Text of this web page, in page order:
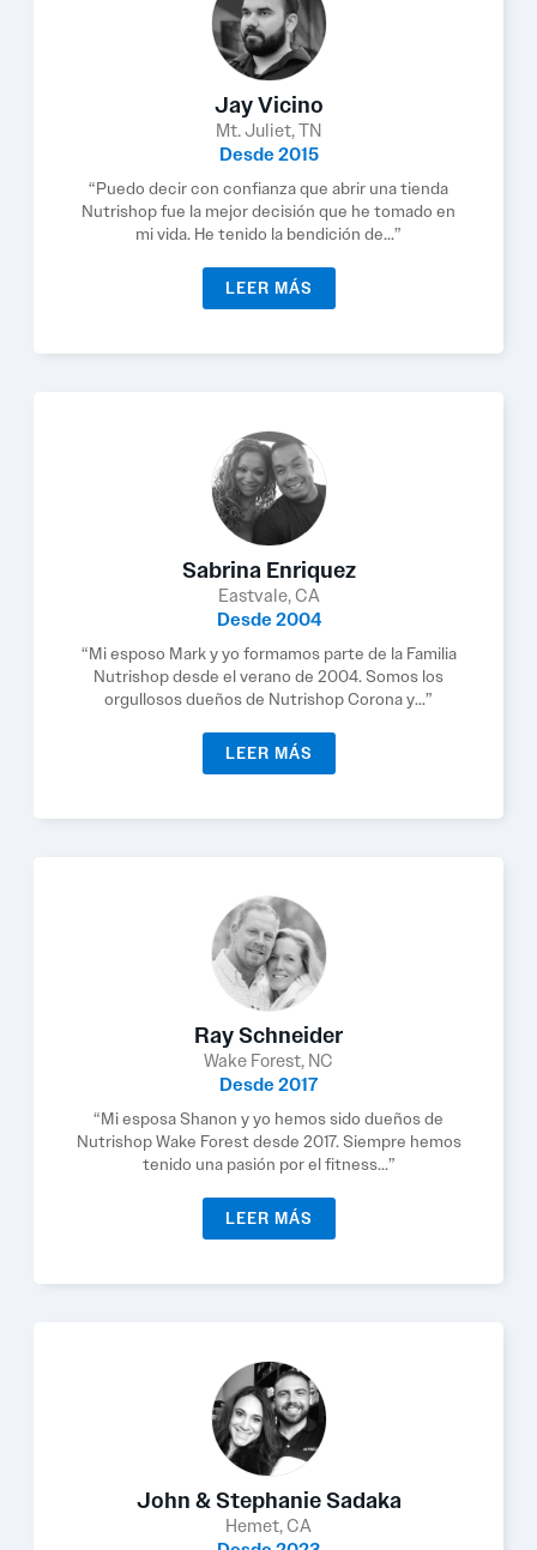
Jay Vicino
Mt. Juliet, TN
Desde 2015
“Puedo decir con confianza que abrir una tienda
Nutrishop fue la mejor decisión que he tomado en
mi vida. He tenido la bendición de...”
LEER MÁS
Sabrina Enriquez
Eastvale, CA
Desde 2004
“Mi esposo Mark y yo formamos parte de la Familia
Nutrishop desde el verano de 2004. Somos los
orgullosos dueños de Nutrishop Corona y...”
LEER MÁS
Ray Schneider
Wake Forest, NC
Desde 2017
“Mi esposa Shanon y yo hemos sido dueños de
Nutrishop Wake Forest desde 2017. Siempre hemos
tenido una pasión por el fitness...”
LEER MÁS
John & Stephanie Sadaka
Hemet, CA